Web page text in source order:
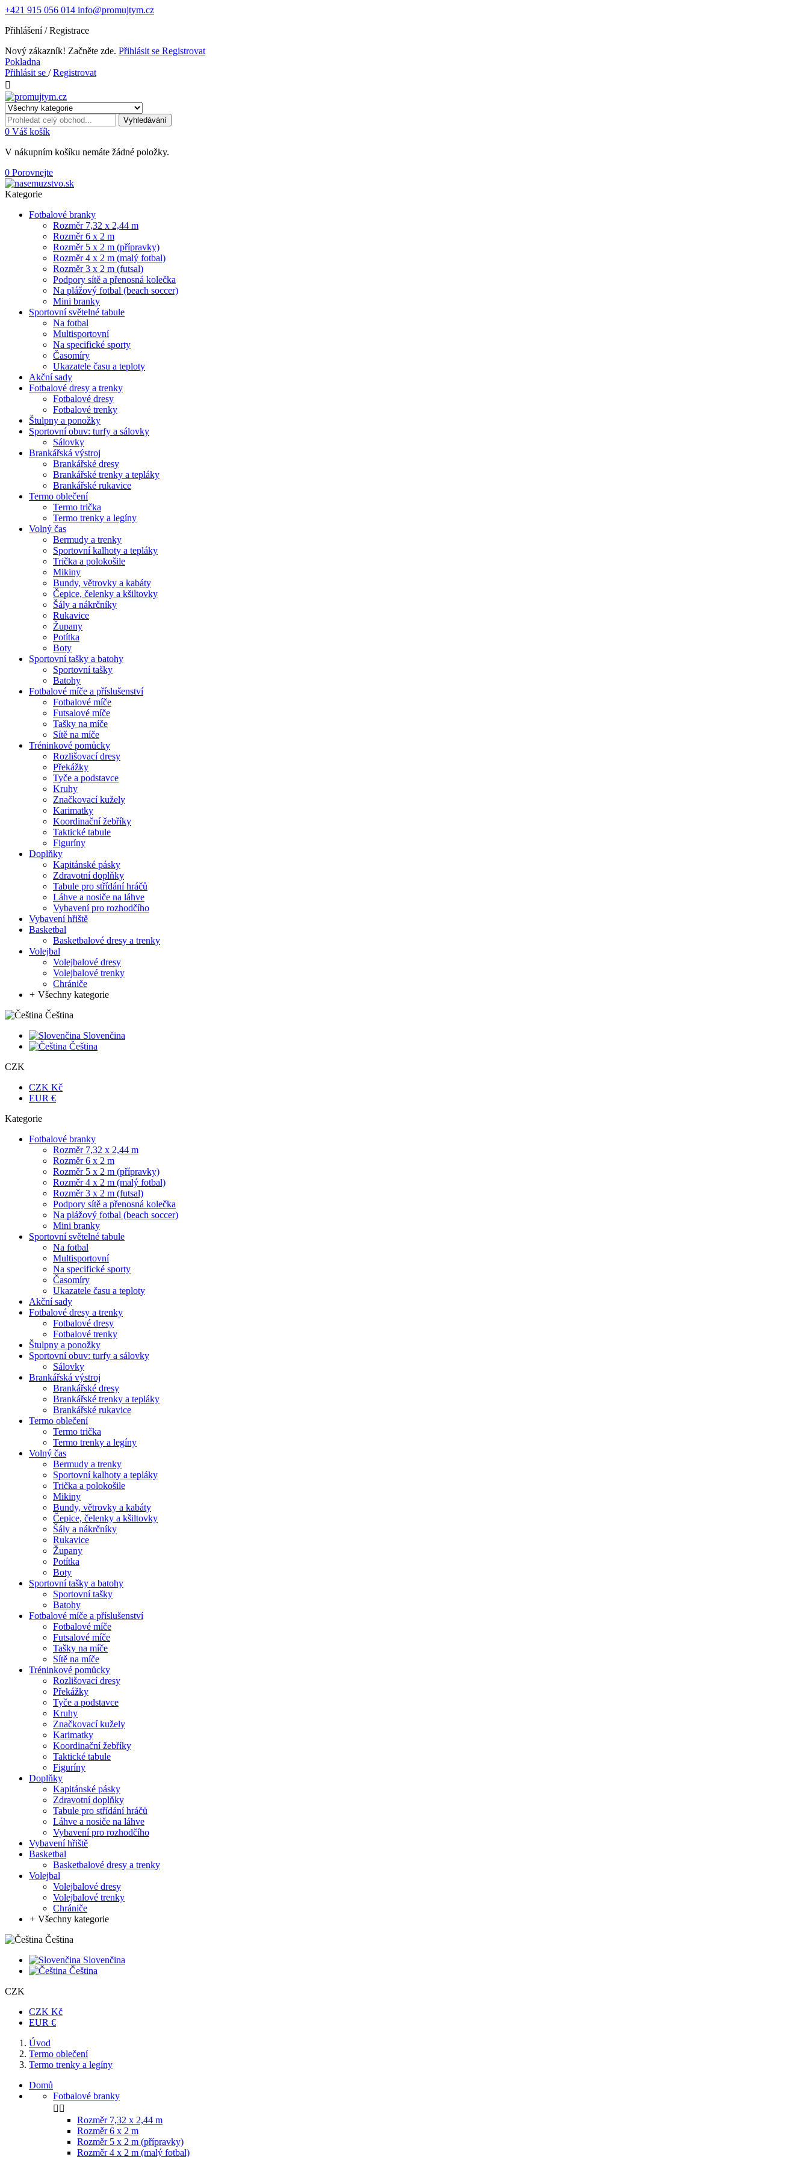
+421 915 056 014 info@promujtym.cz
Přihlášení / Registrace
Nový zákazník! Začněte zde. Přihlásit se Registrovat
Pokladna
Přihlásit se /Registrovat

Vyhledávání
0 Váš košík
V nákupním košíku nemáte žádné položky.
0 Porovnejte
Kategorie
Fotbalové branky
Rozměr 7,32 x 2,44 m
Rozměr 6 x 2 m
Rozměr 5 x 2 m (přípravky)
Rozměr 4 x 2 m (malý fotbal)
Rozměr 3 x 2 m (futsal)
Podpory sítě a přenosná kolečka
Na plážový fotbal (beach soccer)
Mini branky
Sportovní světelné tabule
Na fotbal
Multisportovní
Na specifické sporty
Časomíry
Ukazatele času a teploty
Akční sady
Fotbalové dresy a trenky
Fotbalové dresy
Fotbalové trenky
Štulpny a ponožky
Sportovní obuv: turfy a sálovky
Sálovky
Brankářská výstroj
Brankářské dresy
Brankářské trenky a tepláky
Brankářské rukavice
Termo oblečení
Termo trička
Termo trenky a legíny
Volný čas
Bermudy a trenky
Sportovní kalhoty a tepláky
Trička a polokošile
Mikiny
Bundy, větrovky a kabáty
Čepice, čelenky a kšiltovky
Šály a nákrčníky
Rukavice
Župany
Potítka
Boty
Sportovní tašky a batohy
Sportovní tašky
Batohy
Fotbalové míče a příslušenství
Fotbalové míče
Futsalové míče
Tašky na míče
Sítě na míče
Tréninkové pomůcky
Rozlišovací dresy
Překážky
Tyče a podstavce
Kruhy
Značkovací kužely
Karimatky
Koordinační žebříky
Taktické tabule
Figuríny
Doplňky
Kapitánské pásky
Zdravotní doplňky
Tabule pro střídání hráčů
Láhve a nosiče na láhve
Vybavení pro rozhodčího
Vybavení hřiště
Basketbal
Basketbalové dresy a trenky
Volejbal
Volejbalové dresy
Volejbalové trenky
Chrániče
+ Všechny kategorie
Čeština
Slovenčina
Čeština
CZK
CZK Kč
EUR €
Kategorie
Fotbalové branky
Rozměr 7,32 x 2,44 m
Rozměr 6 x 2 m
Rozměr 5 x 2 m (přípravky)
Rozměr 4 x 2 m (malý fotbal)
Rozměr 3 x 2 m (futsal)
Podpory sítě a přenosná kolečka
Na plážový fotbal (beach soccer)
Mini branky
Sportovní světelné tabule
Na fotbal
Multisportovní
Na specifické sporty
Časomíry
Ukazatele času a teploty
Akční sady
Fotbalové dresy a trenky
Fotbalové dresy
Fotbalové trenky
Štulpny a ponožky
Sportovní obuv: turfy a sálovky
Sálovky
Brankářská výstroj
Brankářské dresy
Brankářské trenky a tepláky
Brankářské rukavice
Termo oblečení
Termo trička
Termo trenky a legíny
Volný čas
Bermudy a trenky
Sportovní kalhoty a tepláky
Trička a polokošile
Mikiny
Bundy, větrovky a kabáty
Čepice, čelenky a kšiltovky
Šály a nákrčníky
Rukavice
Župany
Potítka
Boty
Sportovní tašky a batohy
Sportovní tašky
Batohy
Fotbalové míče a příslušenství
Fotbalové míče
Futsalové míče
Tašky na míče
Sítě na míče
Tréninkové pomůcky
Rozlišovací dresy
Překážky
Tyče a podstavce
Kruhy
Značkovací kužely
Karimatky
Koordinační žebříky
Taktické tabule
Figuríny
Doplňky
Kapitánské pásky
Zdravotní doplňky
Tabule pro střídání hráčů
Láhve a nosiče na láhve
Vybavení pro rozhodčího
Vybavení hřiště
Basketbal
Basketbalové dresy a trenky
Volejbal
Volejbalové dresy
Volejbalové trenky
Chrániče
+ Všechny kategorie
Čeština
Slovenčina
Čeština
CZK
CZK Kč
EUR €
Úvod
Termo oblečení
Termo trenky a legíny
Domů
Fotbalové branky
 
Rozměr 7,32 x 2,44 m
Rozměr 6 x 2 m
Rozměr 5 x 2 m (přípravky)
Rozměr 4 x 2 m (malý fotbal)